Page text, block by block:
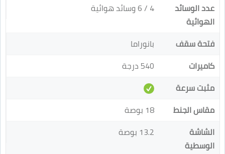
عدد الوسائد
الهوائية
4 / 6 وسائد هوائية
فتحة سقف
بانوراما
كاميرات
540 درجة
مثبت سرعة
مقاس الجنط
18 بوصة
الشاشة
الوسطية
13.2 بوصة